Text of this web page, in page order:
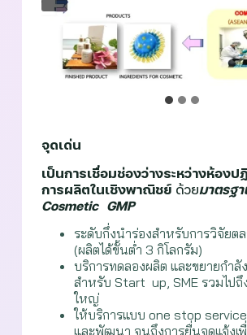
จุดเด่น
เป็นการเชื่อมช่องว่างระหว่างห้อง
การผลิตในเชิงพาณิชย์ ด้วยมาตรฐ
Cosmetic GMP
ระดับกึ่งนำร่องสำหรับการวิจัยต
(ผลิตได้ขั้นต่ำ 3 กิโลกรัม)
บริการทดลองผลิต และขยายกำลั
สำหรับ Start up, SME รวมไป
ใหญ่
ให้บริการแบบ one stop service
และพัฒนา จนถึงการยื่นจดแจ้งเ